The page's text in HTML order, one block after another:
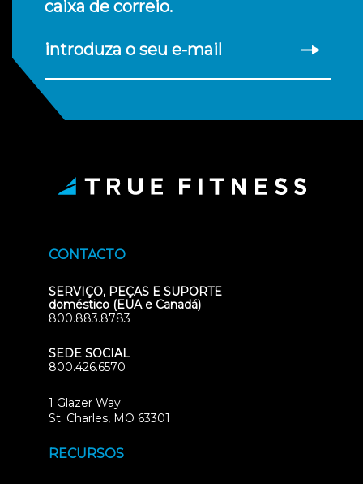
caixa de correio.
introduza o seu e-mail
CONTACTO
SERVIÇO, PEÇAS E SUPORTE
doméstico (EUA e Canadá)
800.883.8783
SEDE SOCIAL
800.426.6570
1 Glazer Way
St. Charles, MO 63301
RECURSOS